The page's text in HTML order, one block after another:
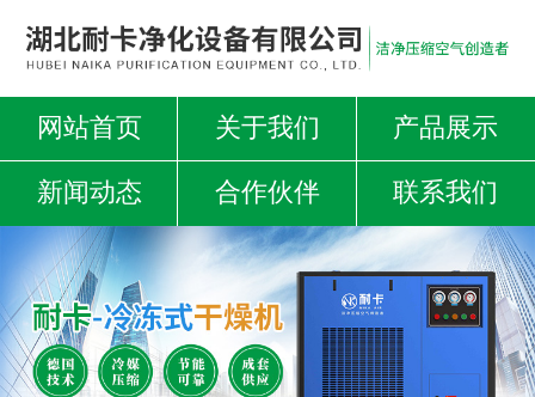
网站首页 关于我们 产品展示
新闻动态 合作伙伴 联系我们